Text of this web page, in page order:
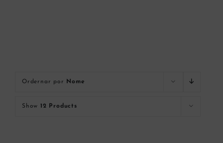
Ordernar por Nome
Show 12 Products